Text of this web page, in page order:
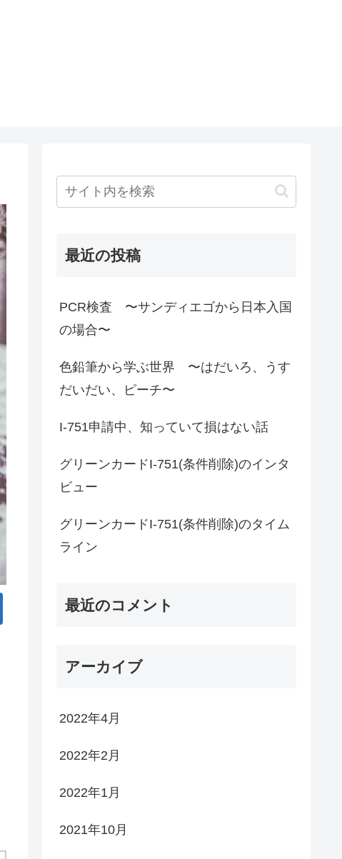
最近の投稿
PCR検査 〜サンディエゴから日本入国
の場合〜
色鉛筆から学ぶ世界 〜はだいろ、うす
だいだい、ピーチ〜
I-751申請中、知っていて損はない話
グリーンカードI-751(条件削除)のインタ
ビュー
グリーンカードI-751(条件削除)のタイム
ライン
最近のコメント
アーカイブ
2022年4月
2022年2月
2022年1月
2021年10月